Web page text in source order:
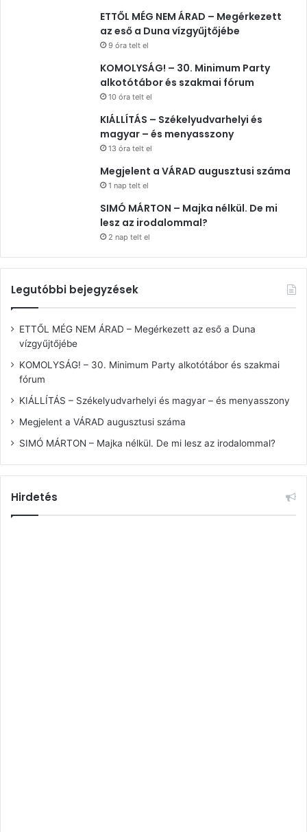
ETTŐL MÉG NEM ÁRAD – Megérkezett
az eső a Duna vízgyűjtőjébe
9 óra telt el
KOMOLYSÁG! – 30. Minimum Party
alkotótábor és szakmai fórum
10 óra telt el
KIÁLLÍTÁS – Székelyudvarhelyi és
magyar – és menyasszony
13 óra telt el
Megjelent a VÁRAD augusztusi száma
1 nap telt el
SIMÓ MÁRTON – Majka nélkül. De mi
lesz az irodalommal?
2 nap telt el
Legutóbbi bejegyzések
ETTŐL MÉG NEM ÁRAD – Megérkezett az eső a Duna
vízgyűjtőjébe
KOMOLYSÁG! – 30. Minimum Party alkotótábor és szakmai
fórum
KIÁLLÍTÁS – Székelyudvarhelyi és magyar – és menyasszony
Megjelent a VÁRAD augusztusi száma
SIMÓ MÁRTON – Majka nélkül. De mi lesz az irodalommal?
Hirdetés